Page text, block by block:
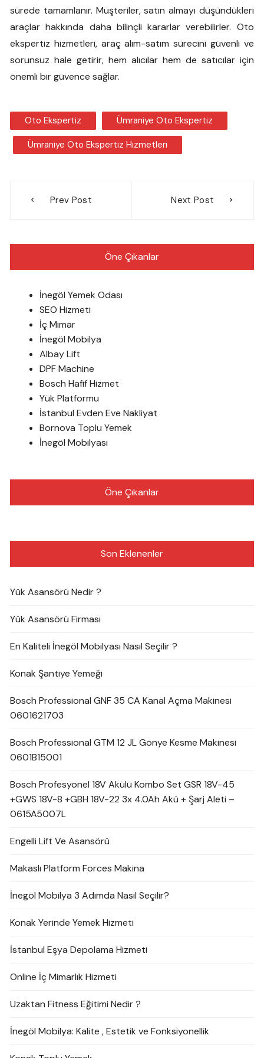
sürede tamamlanır. Müşteriler, satın almayı düşündükleri
araçlar hakkında daha bilinçli kararlar verebilirler. Oto
ekspertiz hizmetleri, araç alım-satım sürecini güvenli ve
sorunsuz hale getirir, hem alıcılar hem de satıcılar için
önemli bir güvence sağlar.
Oto Ekspertiz Ümraniye Oto Ekspertiz
Ümraniye Oto Ekspertiz Hizmetleri
gezinmesi
Prev Post Next Post
Öne Çıkanlar
İnegöl Yemek Odası
SEO Hizmeti
İç Mimar
İnegöl Mobilya
Albay Lift
DPF Machine
Bosch Hafif Hizmet
Yük Platformu
İstanbul Evden Eve Nakliyat
Bornova Toplu Yemek
İnegöl Mobilyası
Öne Çıkanlar
Son Eklenenler
Yük Asansörü Nedir ?
Yük Asansörü Firması
En Kaliteli İnegöl Mobilyası Nasıl Seçilir ?
Konak Şantiye Yemeği
Bosch Professional GNF 35 CA Kanal Açma Makinesi
0601621703
Bosch Professional GTM 12 JL Gönye Kesme Makinesi
0601B15001
Bosch Profesyonel 18V Akülü Kombo Set GSR 18V-45
+GWS 18V-8 +GBH 18V-22 3x 4.0Ah Akü + Şarj Aleti –
0615A5007L
Engelli Lift Ve Asansörü
Makaslı Platform Forces Makina
İnegöl Mobilya 3 Adımda Nasıl Seçilir?
Konak Yerinde Yemek Hizmeti
İstanbul Eşya Depolama Hizmeti
Online İç Mimarlık Hizmeti
Uzaktan Fitness Eğitimi Nedir ?
İnegöl Mobilya: Kalite , Estetik ve Fonksiyonellik